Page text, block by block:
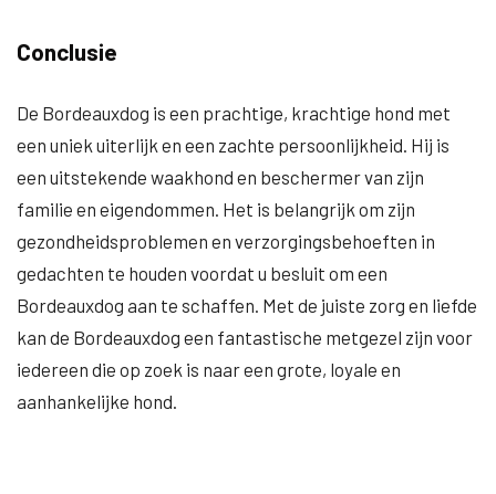
Conclusie
De Bordeauxdog is een prachtige, krachtige hond met
een uniek uiterlijk en een zachte persoonlijkheid. Hij is
een uitstekende waakhond en beschermer van zijn
familie en eigendommen. Het is belangrijk om zijn
gezondheidsproblemen en verzorgingsbehoeften in
gedachten te houden voordat u besluit om een
Bordeauxdog aan te schaffen. Met de juiste zorg en liefde
kan de Bordeauxdog een fantastische metgezel zijn voor
iedereen die op zoek is naar een grote, loyale en
aanhankelijke hond.